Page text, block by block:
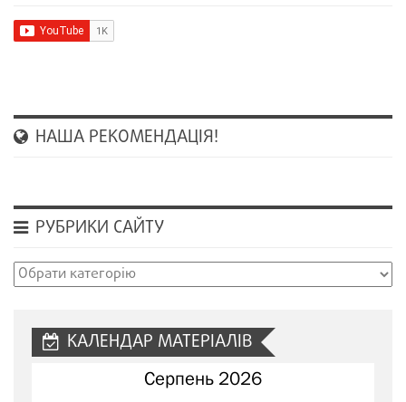
НАША РЕКОМЕНДАЦІЯ!
РУБРИКИ САЙТУ
Рубрики
КАЛЕНДАР МАТЕРІАЛІВ
Серпень 2026